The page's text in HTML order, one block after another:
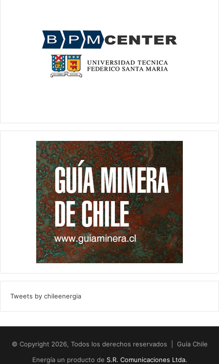
Tweets by chileenergia
© Copyright 2026, Todos los derechos reservados | Guía Chile
Energía un producto de S.R. Comunicaciones Ltda.